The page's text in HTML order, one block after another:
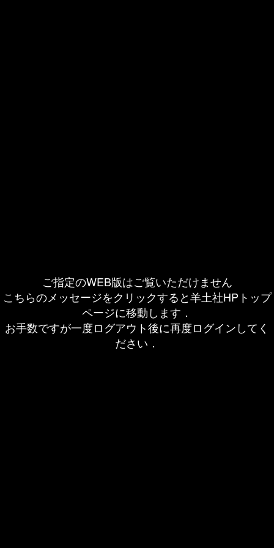
ご指定のWEB版はご覧いただけません
こちらのメッセージをクリックすると羊土社HPトップ
ページに移動します．
お手数ですが一度ログアウト後に再度ログインしてく
ださい．